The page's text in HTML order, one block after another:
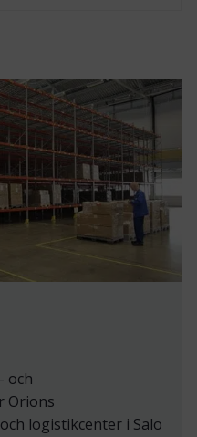
och
Orions
logistikcenter i Salo